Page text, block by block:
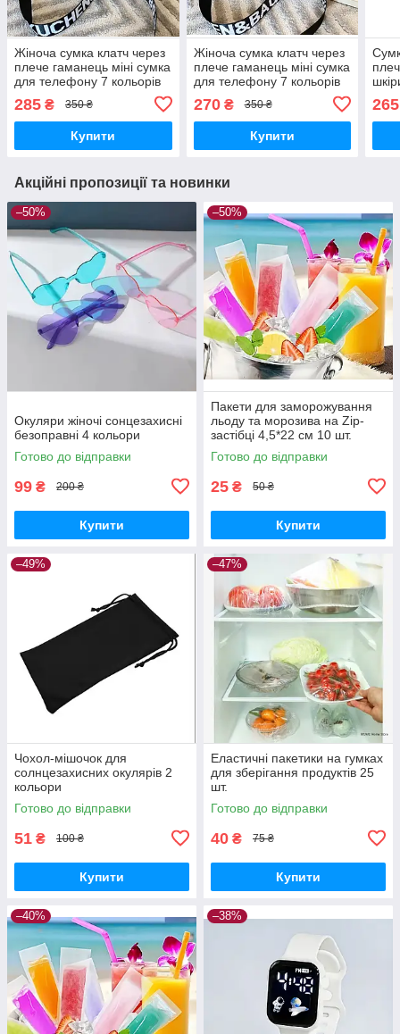
Жіноча сумка клатч через
плече гаманець міні сумка
для телефону 7 кольорів
285 ₴ 350 ₴
Купити
Жіноча сумка клатч через
плече гаманець міні сумка
для телефону 7 кольорів
270₴ 350 ₴
Купити
265
Акційні пропозиції та новинки
–50%
Окуляри жіночі сонцезахисні
безоправні 4 кольори
Готово до відправки
99 ₴ 200 ₴
Купити
–50%
Пакети для заморожування
льоду та морозива на Zip-
застібці 4,5*22 см 10 шт.
Готово до відправки
25 ₴ 50 ₴
Купити
–49%
Чохол-мішочок для
солнцезахисних окулярів 2
кольори
Готово до відправки
51 ₴ 100 ₴
Купити
–47%
Еластичні пакетики на гумках
для зберігання продуктів 25
шт.
Готово до відправки
40 ₴ 75 ₴
Купити
–40% –38%